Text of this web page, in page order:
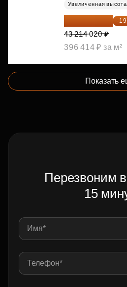
Увеличенная
35 003 356 ₽ -
43 214 020 ₽
396 414 ₽ за м²
Показать
Перезвоним
15